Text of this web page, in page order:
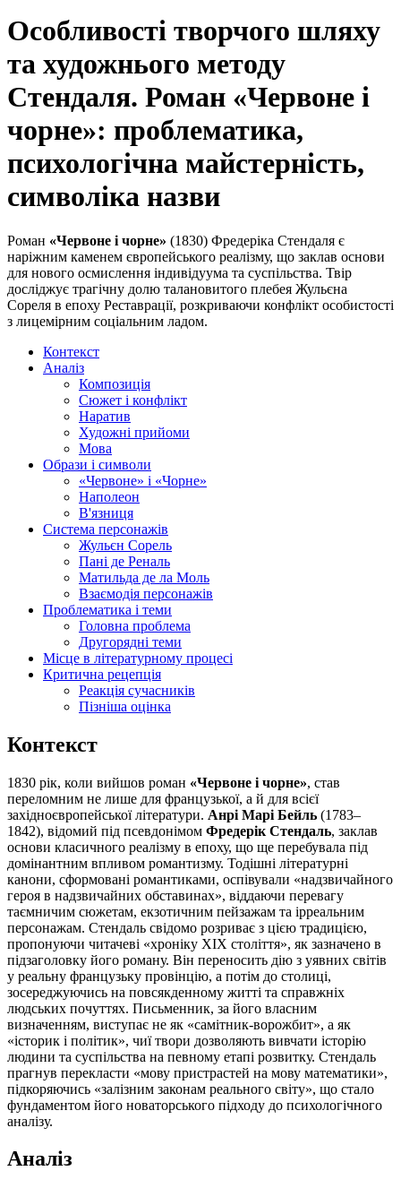
Особливості творчого шляху
та художнього методу
Стендаля. Роман «Червоне і
чорне»: проблематика,
психологічна майстерність,
символіка назви
Роман «Червоне і чорне» (1830) Фредеріка Стендаля є
наріжним каменем європейського реалізму, що заклав основи
для нового осмислення індивідуума та суспільства. Твір
досліджує трагічну долю талановитого плебея Жульєна
Сореля в епоху Реставрації, розкриваючи конфлікт особистості
з лицемірним соціальним ладом.
Контекст
Аналіз
Композиція
Сюжет і конфлікт
Наратив
Художні прийоми
Мова
Образи і символи
«Червоне» і «Чорне»
Наполеон
В'язниця
Система персонажів
Жульєн Сорель
Пані де Реналь
Матильда де ла Моль
Взаємодія персонажів
Проблематика і теми
Головна проблема
Другорядні теми
Місце в літературному процесі
Критична рецепція
Реакція сучасників
Пізніша оцінка
Контекст
1830 рік, коли вийшов роман «Червоне і чорне», став
переломним не лише для французької, а й для всієї
західноєвропейської літератури. Анрі Марі Бейль (1783–
1842), відомий під псевдонімом Фредерік Стендаль, заклав
основи класичного реалізму в епоху, що ще перебувала під
домінантним впливом романтизму. Тодішні літературні
канони, сформовані романтиками, оспівували «надзвичайного
героя в надзвичайних обставинах», віддаючи перевагу
таємничим сюжетам, екзотичним пейзажам та ірреальним
персонажам. Стендаль свідомо розриває з цією традицією,
пропонуючи читачеві «хроніку XIX століття», як зазначено в
підзаголовку його роману. Він переносить дію з уявних світів
у реальну французьку провінцію, а потім до столиці,
зосереджуючись на повсякденному житті та справжніх
людських почуттях. Письменник, за його власним
визначенням, виступає не як «самітник-ворожбит», а як
«історик і політик», чиї твори дозволяють вивчати історію
людини та суспільства на певному етапі розвитку. Стендаль
прагнув перекласти «мову пристрастей на мову математики»,
підкоряючись «залізним законам реального світу», що стало
фундаментом його новаторського підходу до психологічного
аналізу.
Аналіз